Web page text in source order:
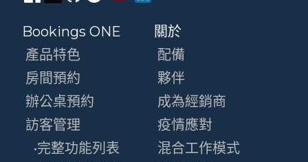
Bookings ONE
產品特色
房間預約
辦公桌預約
訪客管理
•完整功能列表
關於
配備
夥伴
成為經銷商
疫情應對
混合工作模式